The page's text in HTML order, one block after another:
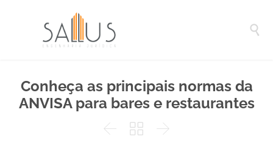

Conheça as principais normas da
ANVISA para bares e restaurantes
  